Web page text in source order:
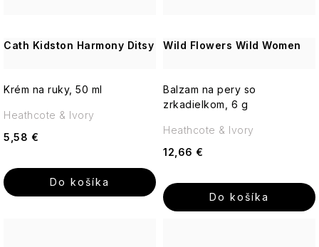
Cath Kidston Harmony Ditsy
Krém na ruky, 50 ml
5,58 €
Do košíka
Heathcote & Ivory
Wild Flowers Wild Women
Balzam na pery so
zrkadielkom, 6 g
12,66 €
Do košíka
Heathcote & Ivory